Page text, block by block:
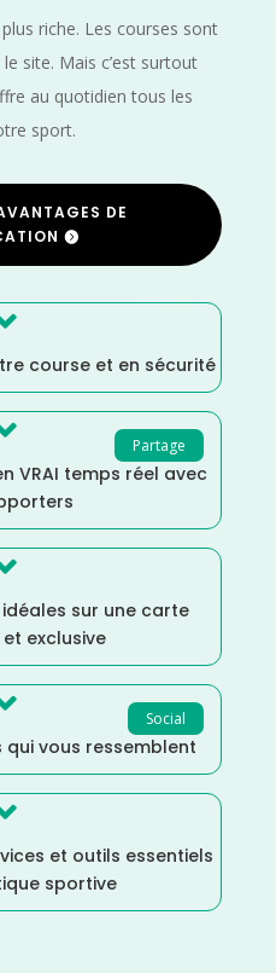
riche. Les courses sont
site. Mais c’est surtout
au quotidien tous les
sport.
DE
course et en sécurité
Partage
VRAI temps réel avec
sur une carte
exclusive
Social
vous ressemblent
et outils essentiels
sportive